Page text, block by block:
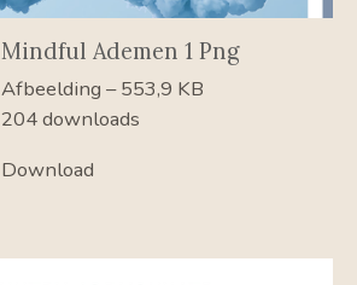
Mindful Ademen 1 Png
Afbeelding – 553,9 KB
204 downloads
Download